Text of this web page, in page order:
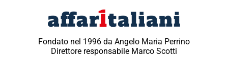
Fondato nel 1996 da Angelo Maria Perrino
Direttore responsabile Marco Scotti